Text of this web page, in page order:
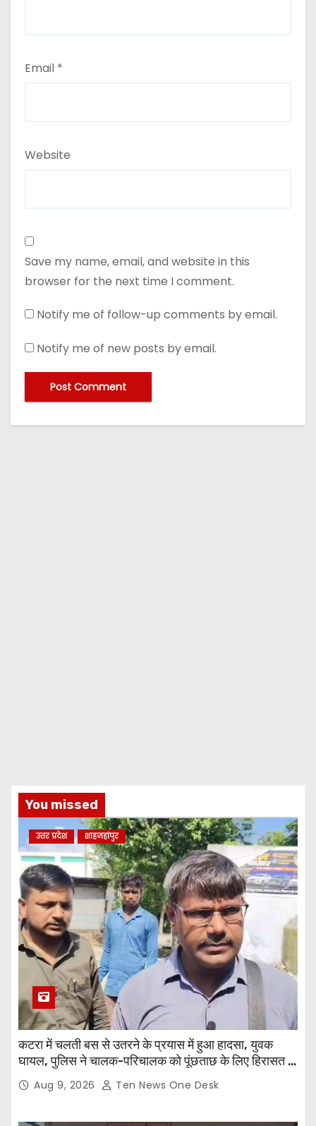
Email *
Website
Save my name, email, and website in this
browser for the next time I comment.
Notify me of follow-up comments by email.
Notify me of new posts by email.
You missed
उत्तर प्रदेश शाहजहांपुर
कटरा में चलती बस से उतरने के प्रयास में हुआ हादसा, युवक
घायल, पुलिस ने चालक-परिचालक को पूंछताछ के लिए हिरासत में
लियाAug 9, 2026 Ten News One Desk